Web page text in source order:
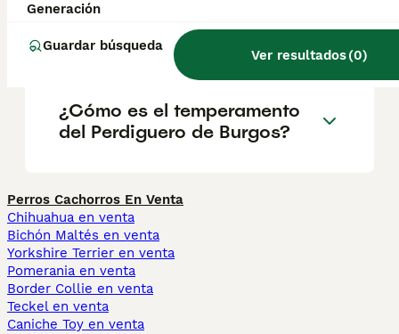
Generación
Guardar búsqueda
Ver resultados(0)
¿Perro Perdiguero qué raza
es?
¿Cómo es el temperamento
del Perdiguero de Burgos?
Perros Cachorros En Venta
Chihuahua en venta
Bichón Maltés en venta
Yorkshire Terrier en venta
Pomerania en venta
Border Collie en venta
Teckel en venta
Caniche Toy en venta